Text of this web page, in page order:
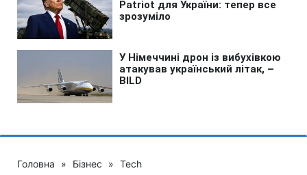
Головна » Бізнес » Tech